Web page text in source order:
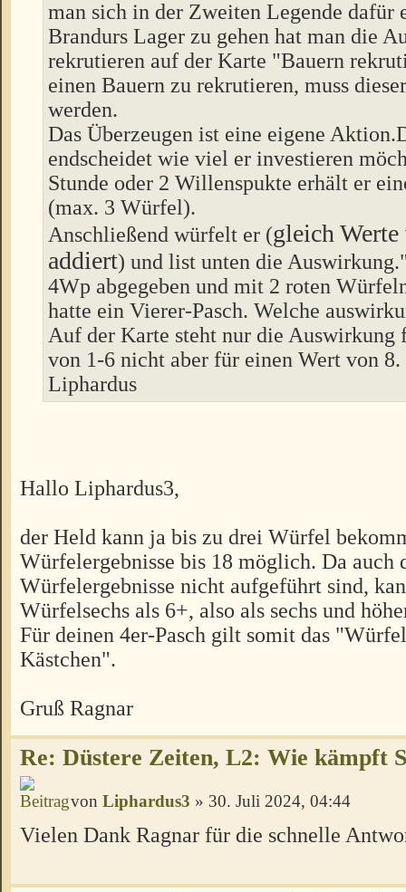
man sich in der Zweiten Legende dafür
Brandurs Lager zu gehen hat man die
rekrutieren auf der Karte "Bauern
einen Bauern zu rekrutieren, muss
werden.
Das Überzeugen ist eine eigene
endscheidet wie viel er investieren
Stunde oder 2 Willenspukte erhält er
(max. 3 Würfel).
Anschließend würfelt er (gleich Werte
addiert) und list unten die
4Wp abgegeben und mit 2 roten
hatte ein Vierer-Pasch. Welche
Auf der Karte steht nur die Auswirkung
von 1-6 nicht aber für einen Wert von 8.
Liphardus
Hallo Liphardus3,
der Held kann ja bis zu drei Würfel
Würfelergebnisse bis 18 möglich. Da auch
Würfelergebnisse nicht aufgeführt sind,
Würfelsechs als 6+, also als sechs und
Für deinen 4er-Pasch gilt somit das
Kästchen".
Gruß Ragnar
Re: Düstere Zeiten, L2: Wie kämpft
von Liphardus3 » 30. Juli 2024, 04:44
Vielen Dank Ragnar für die schnelle